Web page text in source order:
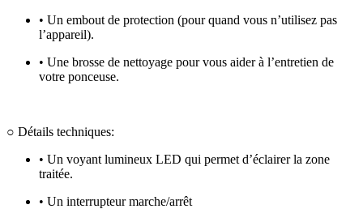
• Un embout de protection (pour quand vous n’utilisez pas
l’appareil).
• Une brosse de nettoyage pour vous aider à l’entretien de
votre ponceuse.
○ Détails techniques:
• Un voyant lumineux LED qui permet d’éclairer la zone
traitée.
• Un interrupteur marche/arrêt